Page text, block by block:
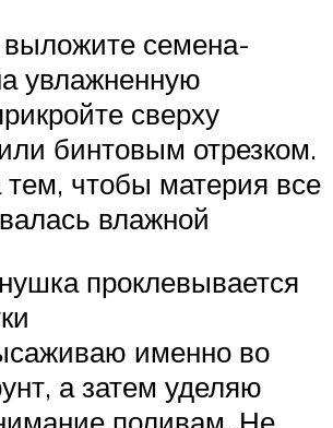
семена-
увлажненную
сверху
бинтовым отрезком.
чтобы материя все
влажной
проклевывается
именно во
а затем уделяю